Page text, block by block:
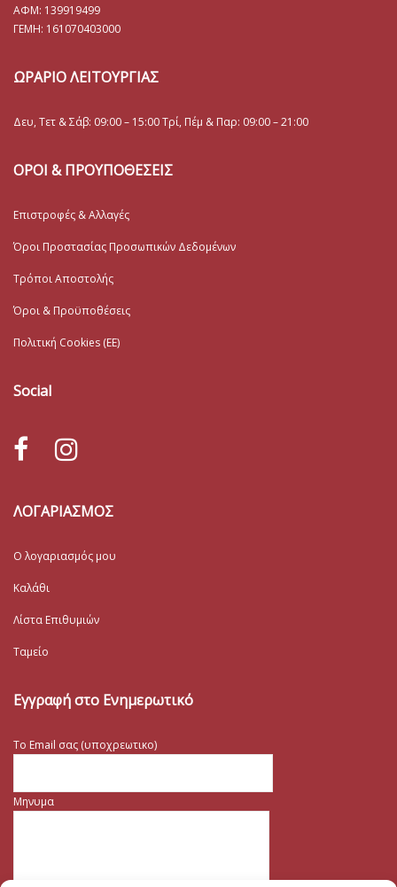
ΑΦΜ: 139919499
ΓΕΜΗ: 161070403000
ΩΡΑΡΙΟ ΛΕΙΤΟΥΡΓΙΑΣ
Δευ, Τετ & Σάβ: 09:00 – 15:00 Τρί, Πέμ & Παρ: 09:00 – 21:00
ΟΡΟΙ & ΠΡΟΥΠΟΘΕΣΕΙΣ
Επιστροφές & Αλλαγές
Όροι Προστασίας Προσωπικών Δεδομένων
Τρόποι Αποστολής
Όροι & Προϋποθέσεις
Πολιτική Cookies (ΕΕ)
Social
ΛΟΓΑΡΙΑΣΜΟΣ
Ο λογαριασμός μου
Καλάθι
Λίστα Επιθυμιών
Ταμείο
Εγγραφή στο Ενημερωτικό
Το Email σας (υποχρεωτικο)
Μηνυμα